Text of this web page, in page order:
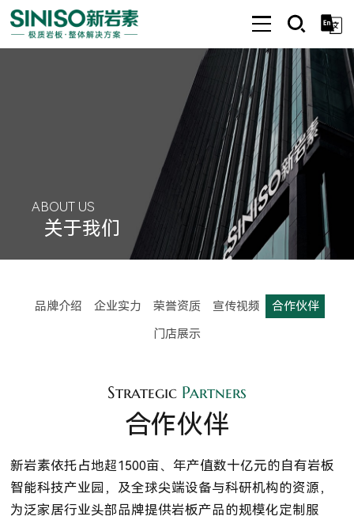
ABOUT US
关于我们
品牌介绍 企业实力 荣誉资质 宣传视频
合作伙伴
门店展示
Strategic Partners
合作伙伴
新岩素依托占地超1500亩、年产值数十亿元的自有岩板
智能科技产业园，及全球尖端设备与科研机构的资源，
为泛家居行业头部品牌提供岩板产品的规模化定制服